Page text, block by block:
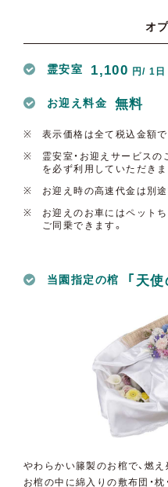
オ
霊安室 1,100 円/ 1日
お迎え料金 無料
表示価格は全て税込金額で
霊安室・お迎えサービス
を必ず利用していただきま
お迎え時の高速代金は別
お迎えのお車にはペット
ご同乗できます。
当園指定の棺 「天
やわらかい籐製のお棺で、燃え
お棺の中に綿入りの敷布団・